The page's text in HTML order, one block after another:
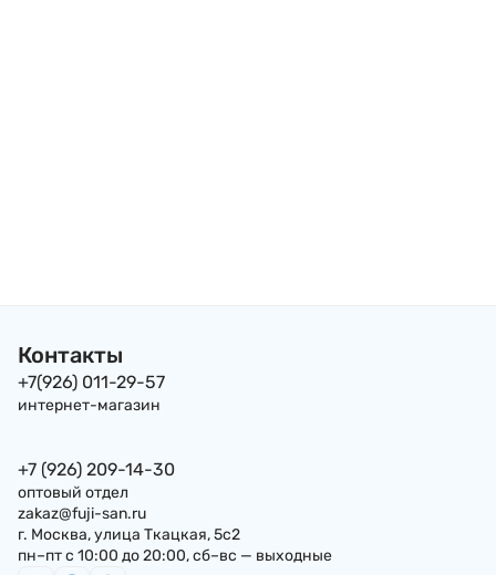
Контакты
+7(926) 011-29-57
интернет-магазин
+7 (926) 209-14-30
оптовый отдел
zakaz@fuji-san.ru
г. Москва, улица Ткацкая, 5с2
пн–пт с 10:00 до 20:00, сб–вс — выходные